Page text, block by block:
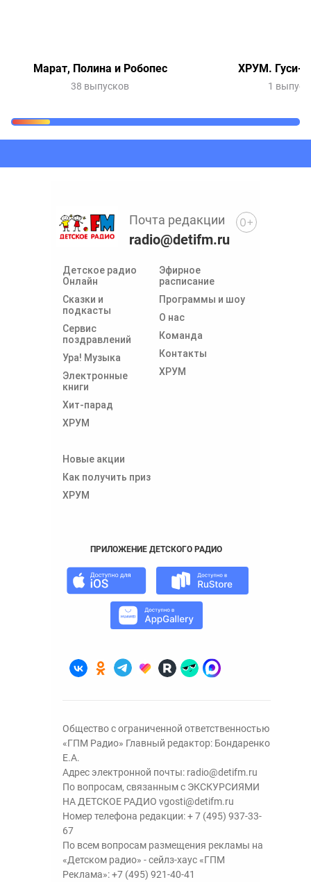
Марат, Полина и Робопес
38 выпусков
ХРУМ. Гуси-
1 выпуск
Детское радио
Онлайн
Сказки и
подкасты
Сервис
поздравлений
Ура! Музыка
Электронные
книги
Хит-парад
ХРУМ
Эфирное
расписание
Программы и шоу
О нас
Команда
Контакты
ХРУМ
Новые акции
Как получить приз
ХРУМ
Почта редакции
radio@detifm.ru
ПРИЛОЖЕНИЕ ДЕТСКОГО РАДИО
0+
Общество с ограниченной ответственностью
«ГПМ Радио» Главный редактор: Бондаренко
Е.А.
Адрес электронной почты: radio@detifm.ru
По вопросам, связанным с ЭКСКУРСИЯМИ
НА ДЕТСКОЕ РАДИО vgosti@detifm.ru
Номер телефона редакции:+ 7 (495) 937-33-
67
По всем вопросам размещения рекламы на
«Детском радио» - сейлз-хаус «ГПМ
Реклама»:+7 (495) 921-40-41